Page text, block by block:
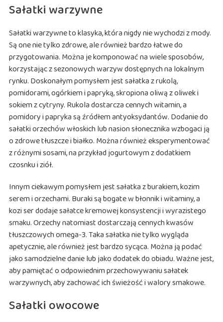
Sałatki warzywne
Sałatki warzywne to klasyka, która nigdy nie wychodzi z mody.
Są one nie tylko zdrowe, ale również bardzo łatwe do
przygotowania. Można je komponować na wiele sposobów,
korzystając z sezonowych warzyw dostępnych na lokalnym
rynku. Doskonałym pomysłem jest sałatka z rukolą,
pomidorami, ogórkiem i papryką, skropiona oliwą z oliwek i
sokiem z cytryny. Rukola dostarcza cennych witamin, a
pomidory i papryka są źródłem antyoksydantów. Dodanie do
sałatki orzechów włoskich lub nasion słonecznika wzbogaci ją
o zdrowe tłuszcze i białko. Można również eksperymentować
z różnymi sosami, na przykład jogurtowym z dodatkiem
czosnku i ziół.
Innym ciekawym pomysłem jest sałatka z burakiem, kozim
serem i orzechami. Buraki są bogate w błonnik i witaminy, a
kozi ser dodaje sałatce kremowej konsystencji i wyrazistego
smaku. Orzechy natomiast dostarczają cennych kwasów
tłuszczowych omega-3. Taka sałatka nie tylko wygląda
apetycznie, ale również jest bardzo sycąca. Można ją podać
jako samodzielne danie lub jako dodatek do obiadu. Ważne jest,
aby pamiętać o odpowiednim przechowywaniu sałatek
warzywnych, aby zachować ich świeżość i walory smakowe.
Sałatki owocowe